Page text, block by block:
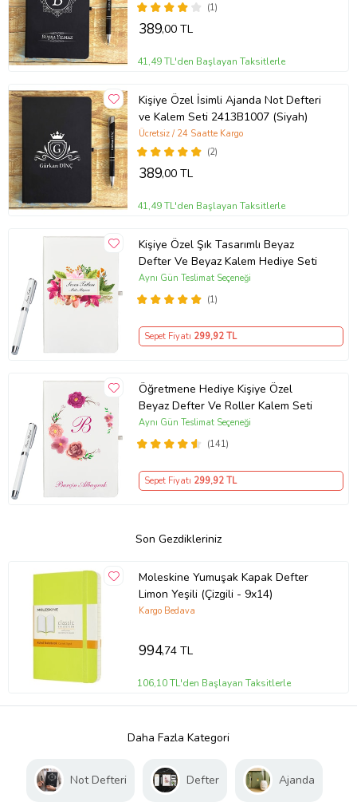
(1)
389,00 TL
41,49 TL'den Başlayan Taksitlerle
Kişiye Özel İsimli Ajanda Not Defteri
ve Kalem Seti 2413B1007 (Siyah)
(2)
Ücretsiz / 24 Saatte Kargo
389,00 TL
41,49 TL'den Başlayan Taksitlerle
Kişiye Özel Şık Tasarımlı Beyaz
Defter Ve Beyaz Kalem Hediye Seti
(1)
Aynı Gün Teslimat Seçeneği
Sepet Fiyatı 299,92 TL
Öğretmene Hediye Kişiye Özel
Beyaz Defter Ve Roller Kalem Seti
(141)
Aynı Gün Teslimat Seçeneği
Sepet Fiyatı 299,92 TL
Son Gezdikleriniz
Moleskine Yumuşak Kapak Defter
Limon Yeşili (Çizgili - 9x14)
Kargo Bedava
994,74 TL
106,10 TL'den Başlayan Taksitlerle
Daha Fazla Kategori
Not Defteri Defter Ajanda